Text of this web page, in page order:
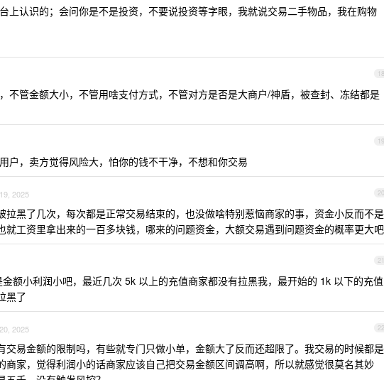
上认识的；会问你是不是投资，不要说投资等字眼，我就说交易二手物品，我在购物
18
不管金额大小，不管用啥支付方式，不管对方是否是大商户/神盾，被查封、冻结都是
19
户，卖方觉得风险大，怕你的钱不干净，不想和你交易
20
2025
拉黑了几次，每次都是正常交易结束的，也没做啥特别惹恼商家的事，资金小反而不是
就工资里拿出来的一百多块钱，哪来的问题资金，大额交易遇到问题资金的概率更大吧
21
金额小利润小吧，最近几次 5k 以上的充值商家都没有拉黑我，最开始的 1k 以下的充值
黑了
22
2025
交易金额的限制吗，有些就专门只做小单，金额大了反而还超限了。我交易的时候都是
商家，觉得利润小的话商家应该自己把交易金额区间调高啊，所以就感觉很莫名其妙